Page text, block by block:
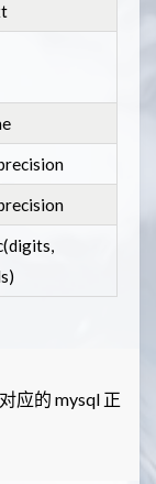
应的 mysql 正